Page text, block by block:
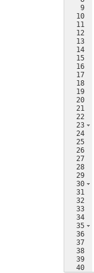
9
10
11
12
13
14
15
16
17
18
19
20
21
22
23
24
25
26
27
28
29
30
31
32
33
34
35
36
37
38
39
40